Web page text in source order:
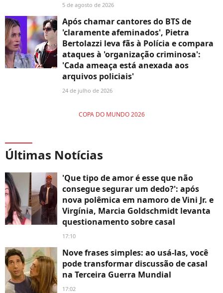
5 de agosto de 2026
Após chamar cantores do BTS de
'claramente afeminados', Pietra
Bertolazzi leva fãs à Polícia e compara
ataques à 'organização criminosa':
'Cada ameaça está anexada aos
arquivos policiais'
24 de julho de 2026
COPA DO MUNDO 2026
Últimas Notícias
'Que tipo de amor é esse que não
consegue segurar um dedo?': após
nova polêmica em namoro de Vini Jr. e
Virgínia, Marcia Goldschmidt levanta
questionamento sobre casal
17:10
Nove frases simples: ao usá-las, você
pode transformar discussão de casal
na Terceira Guerra Mundial
17:02